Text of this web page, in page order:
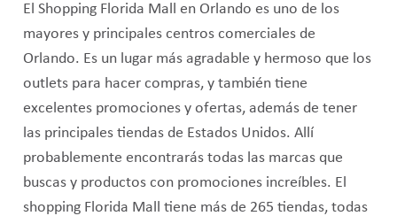
El Shopping Florida Mall en Orlando es uno de los
mayores y principales centros comerciales de
Orlando. Es un lugar más agradable y hermoso que los
outlets para hacer compras, y también tiene
excelentes promociones y ofertas, además de tener
las principales tiendas de Estados Unidos. Allí
probablemente encontrarás todas las marcas que
buscas y productos con promociones increíbles. El
shopping Florida Mall tiene más de 265 tiendas, todas